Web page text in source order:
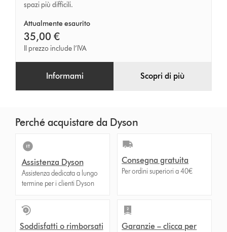
spazi più difficili.
Attualmente esaurito
35,00 €
Il prezzo include l’IVA
Informami Scopri di più
Perché acquistare da Dyson
Assistenza Dyson
Assistenza dedicata a lungo
termine per i clienti Dyson
Consegna gratuita
Per ordini superiori a 40€
Soddisfatti o rimborsati
Garanzie – clicca per